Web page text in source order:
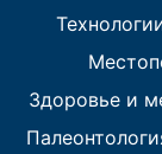
Здоровье и